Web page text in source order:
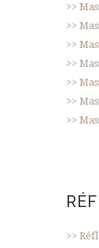
>>
>>
>>
>>
>>
>>
>>
>>